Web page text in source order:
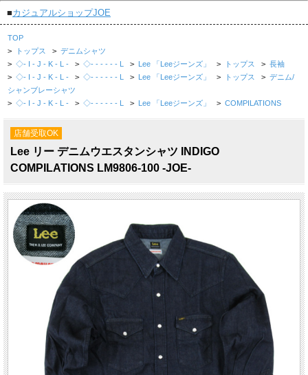
■カジュアルショップJOE
TOP
> トップス > デニムシャツ
> ◇- I - J - K - L - > ◇- - - - - - L > Lee 「Leeジーンズ」 > トップス > 長袖
> ◇- I - J - K - L - > ◇- - - - - - L > Lee 「Leeジーンズ」 > トップス > デニム/
シャンブレーシャツ
> ◇- I - J - K - L - > ◇- - - - - - L > Lee 「Leeジーンズ」 > COMPILATIONS
店舗受取OK
Lee リー デニムウエスタンシャツ INDIGO
COMPILATIONS LM9806-100 -JOE-